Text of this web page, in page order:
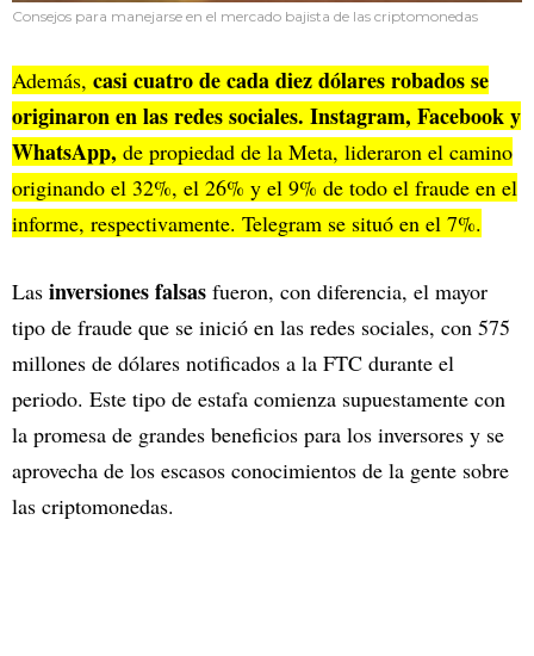
Consejos para manejarse en el mercado bajista de las criptomonedas
Además, casi cuatro de cada diez dólares robados se
originaron en las redes sociales. Instagram, Facebook y
WhatsApp, de propiedad de la Meta, lideraron el camino
originando el 32%, el 26% y el 9% de todo el fraude en el
informe, respectivamente. Telegram se situó en el 7%.
Las inversiones falsas fueron, con diferencia, el mayor
tipo de fraude que se inició en las redes sociales, con 575
millones de dólares notificados a la FTC durante el
periodo. Este tipo de estafa comienza supuestamente con
la promesa de grandes beneficios para los inversores y se
aprovecha de los escasos conocimientos de la gente sobre
las criptomonedas.